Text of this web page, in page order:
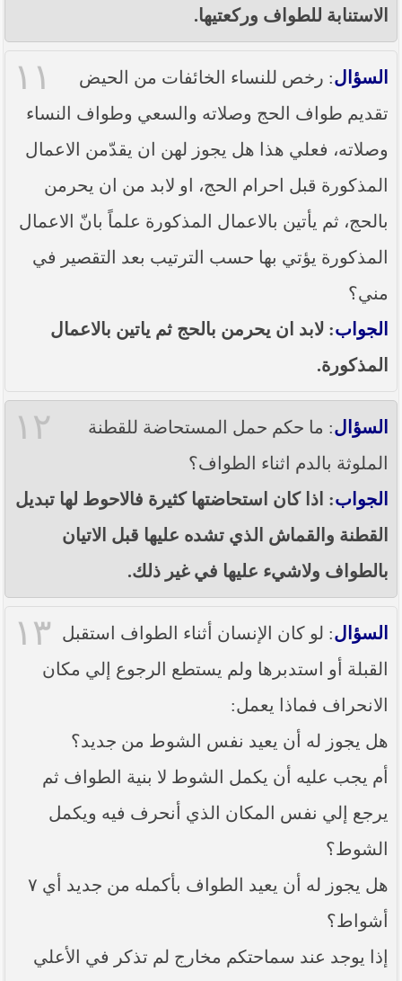
الاستنابة للطواف وركعتيها.
١١ السؤال: رخص للنساء الخائفات من الحيض
تقديم طواف الحج وصلاته والسعي وطواف النساء
وصلاته، فعلي هذا هل يجوز لهن ان يقدّمن الاعمال
المذكورة قبل احرام الحج، او لابد من ان يحرمن
بالحج، ثم يأتين بالاعمال المذكورة علماً بانّ الاعمال
المذكورة يؤتي بها حسب الترتيب بعد التقصير في
مني؟
الجواب: لابد ان يحرمن بالحج ثم ياتين بالاعمال
المذكورة.
١٢ السؤال: ما حكم حمل المستحاضة للقطنة
الملوثة بالدم اثناء الطواف؟
الجواب: اذا كان استحاضتها كثيرة فالاحوط لها تبديل
القطنة والقماش الذي تشده عليها قبل الاتيان
بالطواف ولاشيء عليها في غير ذلك.
١٣ السؤال: لو كان الإنسان أثناء الطواف استقبل
القبلة أو استدبرها ولم يستطع الرجوع إلي مكان
الانحراف فماذا يعمل:
هل يجوز له أن يعيد نفس الشوط من جديد؟
أم يجب عليه أن يكمل الشوط لا بنية الطواف ثم
يرجع إلي نفس المكان الذي أنحرف فيه ويكمل
الشوط؟
هل يجوز له أن يعيد الطواف بأكمله من جديد أي ٧
أشواط؟
إذا يوجد عند سماحتكم مخارج لم تذكر في الأعلي